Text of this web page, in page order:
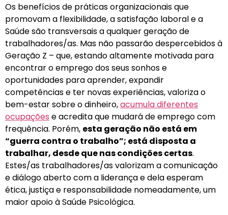
Os benefícios de práticas organizacionais que
promovam a flexibilidade, a satisfação laboral e a
Saúde são transversais a qualquer geração de
trabalhadores/as. Mas não passarão despercebidos à
Geração Z – que, estando altamente motivada para
encontrar o emprego dos seus sonhos e
oportunidades para aprender, expandir
competências e ter novas experiências, valoriza o
bem-estar sobre o dinheiro,acumula diferentes
ocupações e acredita que mudará de emprego com
frequência. Porém, esta geração não está em
“guerra contra o trabalho”; está disposta a
trabalhar, desde que nas condições certas.
Estes/as trabalhadores/as valorizam a comunicação
e diálogo aberto com a liderança e dela esperam
ética, justiça e responsabilidade nomeadamente, um
maior apoio à Saúde Psicológica.